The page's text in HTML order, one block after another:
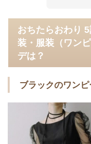
おちたらおわり
装・服装（ワン
デは？
ブラックのワンピ